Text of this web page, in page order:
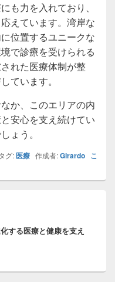
も力を入れており、
えています。湾岸な
位置するユニークな
で診療を受けられる
れた医療体制が整
ています。
か、このエリアの内
安心を支え続けてい
ょう。
グ:医療 作成者:Girardo こ
する医療と健康を支え